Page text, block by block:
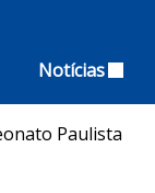
Notícias
Paulista